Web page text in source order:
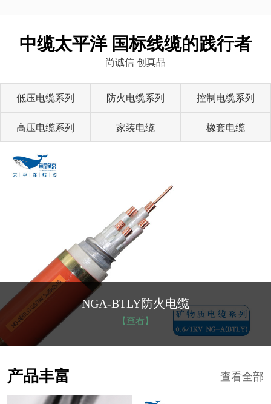
中缆太平洋 国标线缆的践行者
尚诚信 创真品
低压电缆系列 防火电缆系列 控制电缆系列
高压电缆系列 家装电缆 橡套电缆
低烟无卤电缆
【查看】
查看全部
产品丰富